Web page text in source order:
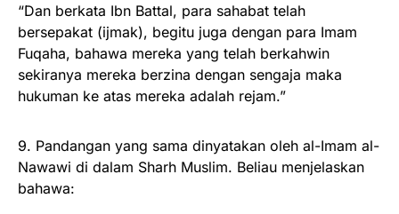
“Dan berkata Ibn Battal, para sahabat telah
bersepakat (ijmak), begitu juga dengan para Imam
Fuqaha, bahawa mereka yang telah berkahwin
sekiranya mereka berzina dengan sengaja maka
hukuman ke atas mereka adalah rejam.”
9. Pandangan yang sama dinyatakan oleh al-Imam al-
Nawawi di dalam Sharh Muslim. Beliau menjelaskan
bahawa: